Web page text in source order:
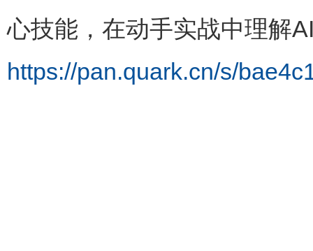
心技能，在动手实战中理解
https://pan.quark.cn/s/